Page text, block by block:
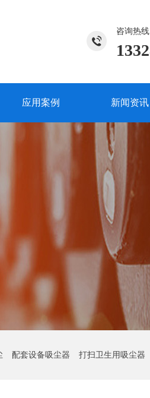
咨询热线
应用案例 新闻资讯
配套设备吸尘器 打扫卫生用吸尘器